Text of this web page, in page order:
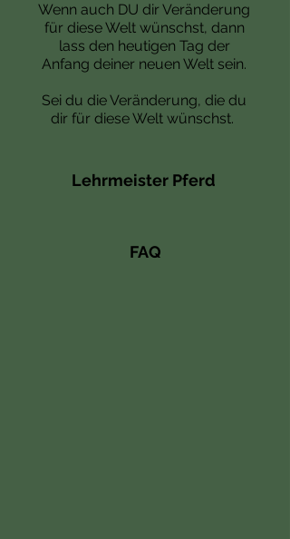
Wenn auch DU dir Veränderung
für diese Welt wünschst, dann
lass den heutigen Tag der
Anfang deiner neuen Welt sein.
Sei du die Veränderung, die du
dir für diese Welt wünschst.
Lehrmeister Pferd
FAQ